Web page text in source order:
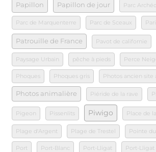
Papillon Papillon de jour Parc
Parc de Marquenterre Parc de Sceaux
Patrouille de France Pavot de californie
Paysage Urbain pêche à pieds Perce
Phoques Phoques gris Photos ancien site
Photos animalière Piéride de la rave
Pigeon Pissenlits Piwigo Place de
Plage d'Argent Plage de Trestel Pointe
Port Port-Blanc Port-Lligat Port-Lligat